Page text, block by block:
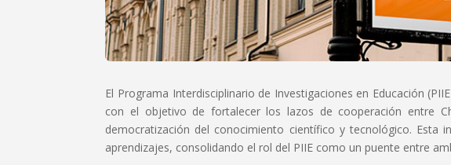
El Programa Interdisciplinario de Investigaciones en Educación
con el objetivo de fortalecer los lazos de cooperación entre
democratización del conocimiento científico y tecnológico. Esta
aprendizajes, consolidando el rol del PIIE como un puente entre